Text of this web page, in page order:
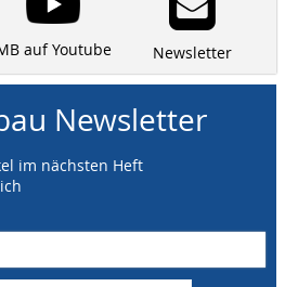
auf Youtube Newsletter
Newsletter
im nächsten Heft